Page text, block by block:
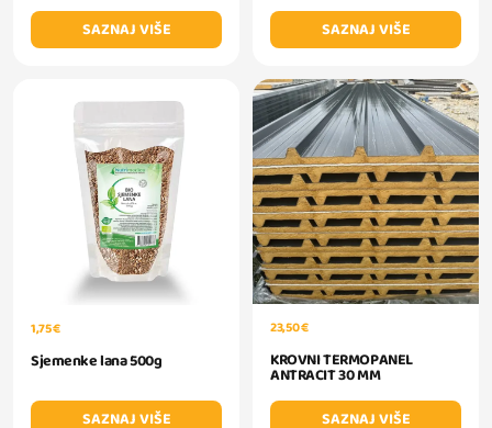
SAZNAJ VIŠE
SAZNAJ VIŠE
1,75 €
Sjemenke lana 500g
SAZNAJ VIŠE
23,50 €
KROVNI TERMOPANEL
ANTRACIT 30 MM
SAZNAJ VIŠE